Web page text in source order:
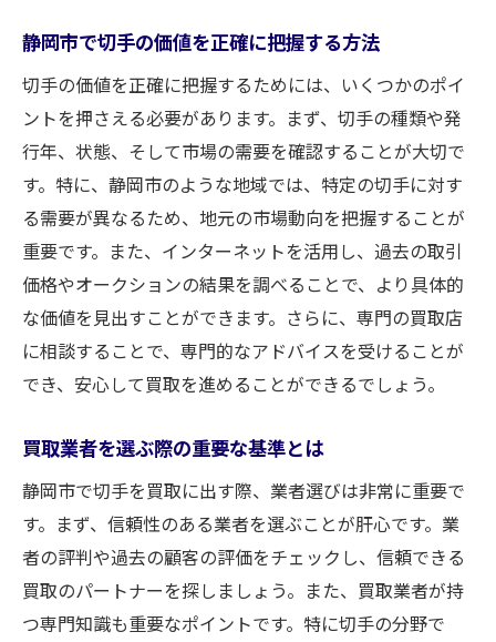
切手市場の季節変動とその対策
静岡市で信頼できる買取業者の選び方とその理
由
静岡市で実績のある買取業者を見つける方
法
口コミと評判を活用した業者選び
買取業者の専門性と査定力の重要性
信頼の証明：業者の認可や資格を確認する
顧客サービスとアフターサポートの比較
静岡市で高い評価を受けている買取業者の
コレクター必見切手の価値を最大化する買取テ
切手の分類が買取価格に与える影響
状態を保つための最適な保存方法
切手の希少性を理解して高く売るコツ
専門家による査定を活用する方法
静岡市で切手の価値を正確に把握する方法
切手の価値を正確に把握するためには、いくつかのポイ
ントを押さえる必要があります。まず、切手の種類や発
行年、状態、そして市場の需要を確認することが大切で
す。特に、静岡市のような地域では、特定の切手に対す
る需要が異なるため、地元の市場動向を把握することが
重要です。また、インターネットを活用し、過去の取引
価格やオークションの結果を調べることで、より具体的
な価値を見出すことができます。さらに、専門の買取店
に相談することで、専門的なアドバイスを受けることが
でき、安心して買取を進めることができるでしょう。
買取業者を選ぶ際の重要な基準とは
静岡市で切手を買取に出す際、業者選びは非常に重要で
す。まず、信頼性のある業者を選ぶことが肝心です。業
者の評判や過去の顧客の評価をチェックし、信頼できる
買取のパートナーを探しましょう。また、買取業者が持
つ専門知識も重要なポイントです。特に切手の分野で